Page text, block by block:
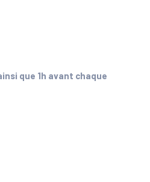
que 1h avant chaque